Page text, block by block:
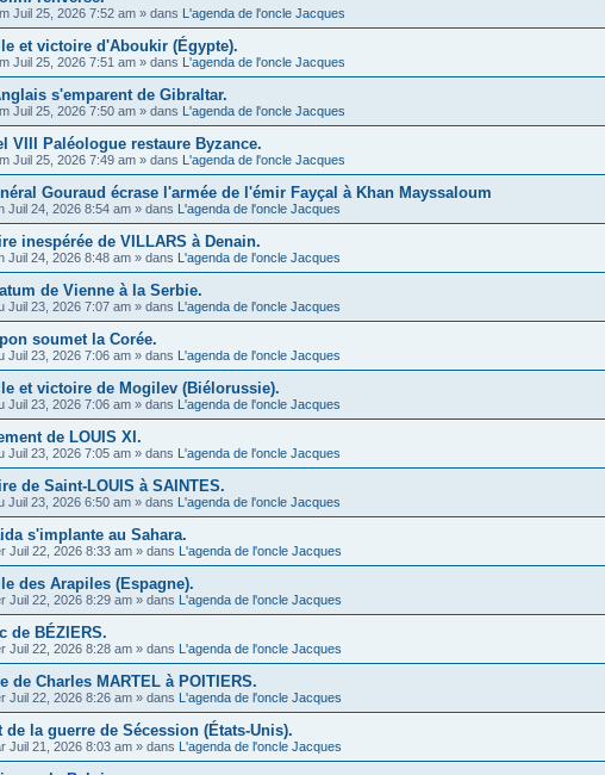
Juil 25, 2026 7:52 am » dans L'agenda de l'oncle Jacques
et victoire d'Aboukir (Égypte).
Juil 25, 2026 7:51 am » dans L'agenda de l'oncle Jacques
s'emparent de Gibraltar.
Juil 25, 2026 7:50 am » dans L'agenda de l'oncle Jacques
VIII Paléologue restaure Byzance.
Juil 25, 2026 7:49 am » dans L'agenda de l'oncle Jacques
Gouraud écrase l'armée de l'émir Fayçal à Khan Mayssaloum
Juil 24, 2026 8:54 am » dans L'agenda de l'oncle Jacques
inespérée de VILLARS à Denain.
Juil 24, 2026 8:48 am » dans L'agenda de l'oncle Jacques
de Vienne à la Serbie.
Juil 23, 2026 7:07 am » dans L'agenda de l'oncle Jacques
soumet la Corée.
Juil 23, 2026 7:06 am » dans L'agenda de l'oncle Jacques
et victoire de Mogilev (Biélorussie).
Juil 23, 2026 7:06 am » dans L'agenda de l'oncle Jacques
de LOUIS XI.
Juil 23, 2026 7:05 am » dans L'agenda de l'oncle Jacques
de Saint-LOUIS à SAINTES.
Juil 23, 2026 6:50 am » dans L'agenda de l'oncle Jacques
s'implante au Sahara.
Juil 22, 2026 8:33 am » dans L'agenda de l'oncle Jacques
des Arapiles (Espagne).
Juil 22, 2026 8:29 am » dans L'agenda de l'oncle Jacques
de BÉZIERS.
Juil 22, 2026 8:28 am » dans L'agenda de l'oncle Jacques
de Charles MARTEL à POITIERS.
Juil 22, 2026 8:26 am » dans L'agenda de l'oncle Jacques
de la guerre de Sécession (États-Unis).
Juil 21, 2026 8:03 am » dans L'agenda de l'oncle Jacques